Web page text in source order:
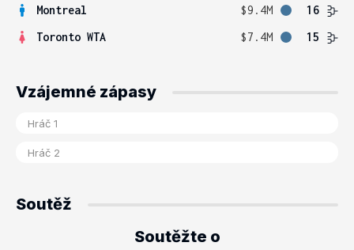
Montreal $9.4M
16
Toronto WTA
$7.4M 15
Vzájemné zápasy
Soutěž
Soutěžte o